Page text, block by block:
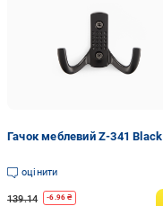
Гачок меблевий Z-341 Black
оцінити
139.14 -6.96 ₴